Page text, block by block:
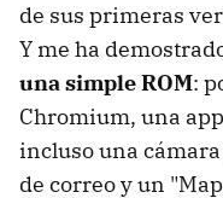
de sus primeras
Y me ha
una simple ROM:
Chromium, una
incluso una
de correo y un